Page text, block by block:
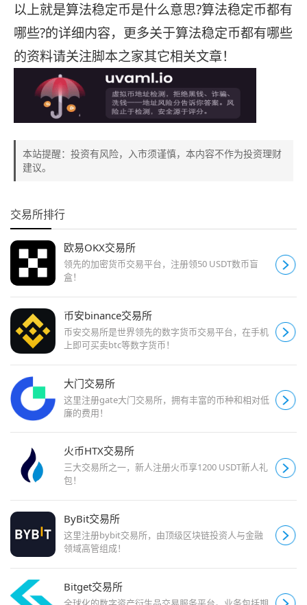
以上就是算法稳定币是什么意思?算法稳定币都有
哪些?的详细内容，更多关于算法稳定币都有哪些
的资料请关注脚本之家其它相关文章！
本站提醒：投资有风险，入市须谨慎，本内容不作为投资理财
建议。
交易所排行
欧易OKX交易所
领先的加密货币交易平台，注册领50 USDT数币盲
盒！
币安binance交易所
币安交易所是世界领先的数字货币交易平台，在手机
上即可买卖btc等数字货币！
大门交易所
这里注册gate大门交易所，拥有丰富的币种和相对低
廉的费用！
火币HTX交易所
三大交易所之一，新人注册火币享1200 USDT新人礼
包！
ByBit交易所
这里注册bybit交易所，由顶级区块链投资人与金融
领域高管组成！
Bitget交易所